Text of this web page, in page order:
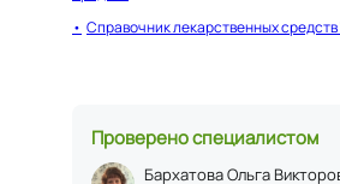
Справочник лекарственных средств
Проверено специалистом
Бархатова Ольга